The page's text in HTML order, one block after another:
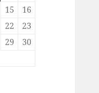
15
16
22
23
29
30